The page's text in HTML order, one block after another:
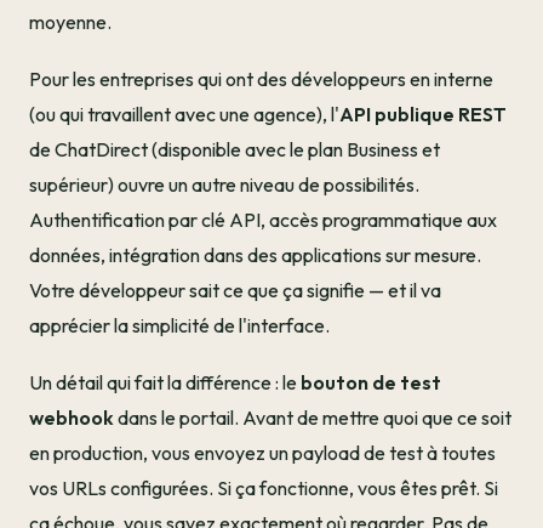
moyenne.
Pour les entreprises qui ont des développeurs en interne
(ou qui travaillent avec une agence), l'API publique REST
de ChatDirect (disponible avec le plan Business et
supérieur) ouvre un autre niveau de possibilités.
Authentification par clé API, accès programmatique aux
données, intégration dans des applications sur mesure.
Votre développeur sait ce que ça signifie — et il va
apprécier la simplicité de l'interface.
Un détail qui fait la différence : le bouton de test
webhookdans le portail. Avant de mettre quoi que ce soit
en production, vous envoyez un payload de test à toutes
vos URLs configurées. Si ça fonctionne, vous êtes prêt. Si
ça échoue, vous savez exactement où regarder. Pas de